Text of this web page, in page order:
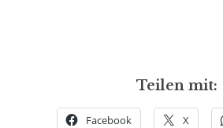
Teilen mit:
Facebook X